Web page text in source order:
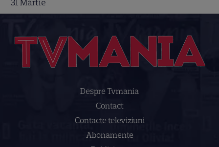
31 Martie
Despre Tvmania
Contact
Contacte televiziuni
Abonamente